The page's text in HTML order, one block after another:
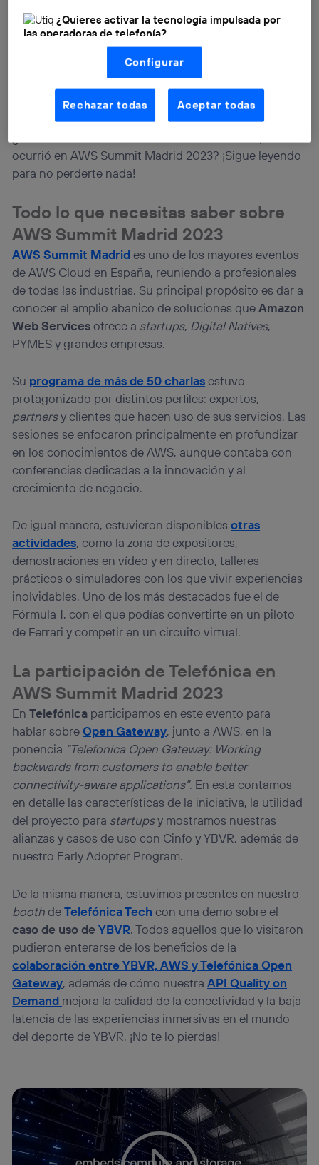
ocurrió en AWS Summit Madrid 2023? ¡Sigue leyendo
para no perderte nada!
Todo lo que necesitas saber sobre
AWS Summit Madrid 2023
AWS Summit Madrides uno de los mayores eventos
de AWS Cloud en España, reuniendo a profesionales
de todas las industrias. Su principal propósito es dar a
conocer el amplio abanico de soluciones queAmazon
Web Servicesofrece a startups, Digital Natives,
PYMES y grandes empresas.
Su programa de más de 50 charlasestuvo
protagonizado por distintos perfiles: expertos,
partnersy clientes que hacen uso de sus servicios. Las
sesiones se enfocaron principalmente en profundizar
en los conocimientos de AWS, aunque contaba con
conferencias dedicadas a la innovación y al
crecimiento de negocio.
De igual manera, estuvieron disponiblesotras
actividades, como la zona de expositores,
demostraciones en vídeo y en directo, talleres
prácticos o simuladores con los que vivir experiencias
inolvidables. Uno de los más destacados fue el de
Fórmula 1, con el que podías convertirte en un piloto
de Ferrari y competir en un circuito virtual.
La participación de Telefónica en
AWS Summit Madrid 2023
EnTelefónica participamos en este evento para
hablar sobreOpen Gateway, junto a AWS, en la
ponencia “Telefonica Open Gateway: Working
backwards from customers to enable better
connectivity-aware applications”. En esta contamos
en detalle las características de la iniciativa, la utilidad
del proyecto para startupsy mostramos nuestras
alianzas y casos de uso con Cinfo y YBVR, además de
nuestro Early Adopter Program.
De la misma manera, estuvimos presentes en nuestro
boothdeTelefónica Tech con una demo sobre el
caso de uso deYBVR. Todos aquellos que lo visitaron
pudieron enterarse de los beneficios de la
colaboración entre YBVR, AWS y Telefónica Open
Gateway, además de cómo nuestraAPI Quality on
Demand mejora la calidad de la conectividad y la baja
latencia de las experiencias inmersivas en el mundo
del deporte de YBVR. ¡No te lo pierdas!
¿Quieres activar la tecnología impulsada por
las operadoras de telefonía?
Nosotros, Telefónica S.A., utilizamos la tecnología Utiq para
realizar nuestras acciones de marketing digital o análisis
(como se describe en este aviso de consentimiento)
basadas en tu navegación en nuestra(s) web(s)
aquí(solo cuando utilizas una conexión a
internet habilitada , proporcionada por una de las
operadoras de telefonía participantes, y otorgas tu
La tecnología Utiq está diseñada con la privacidad como
prioridad ofreciéndote elección y control.
información de la cuenta de cliente de
telecomunicaciones vinculada a la conexión que utilizas
(p. ej., número de teléfono móvil).
Este identificador se asigna a la conexión de internet, por
lo que cualquier persona que conecte su dispositivo y
consienta el uso de la tecnología recibirá el mismo
identificador. Típicamente:
Si utilizas unaconexión de banda ancha(p. ej., Wi-Fi),
el marketing o análisis se realizará en función de las
actividades de navegación de los miembros del hogar
Si utilizasdatos móviles, el marketing será más
personalizado, ya que se basará únicamente en la
navegación del usuario del móvil.
Puedes gestionar los consentimientos Utiq seleccionando
“Administrar Utiq” en la parte inferior de esta página web o
visitando el portal de privacidad de Utiq
(“consenthub”). Para más información, consulta
política de privacidad de Utiq
Configurar
Rechazar todas Aceptar todas